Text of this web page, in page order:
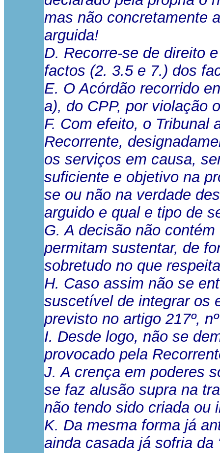
mas não concretamente
arguida!
D. Recorre-se de direito
factos (2. 3.5 e 7.) dos
E. O Acórdão recorrido
a), do CPP, por violação
F. Com efeito, o Tribunal
Recorrente,
os serviços em causa,
suficiente e objetivo na
se ou não na verdade
arguido e qual e tipo de
G. A decisão não
permitam sustentar, de
sobretudo no que
H. Caso assim não se
suscetível de integrar os
previsto no artigo 217º,
I. Desde logo, não se
provocado pela
J. A crença em poderes
se faz alusão supra na
não tendo sido criada ou
K. Da mesma forma já
ainda casada já sofria da